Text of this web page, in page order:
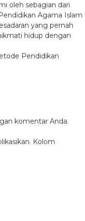
oleh sebagian dari
Agama Islam
yang pernah
hidup dengan
Pendidikan
komentar Anda.
Kolom